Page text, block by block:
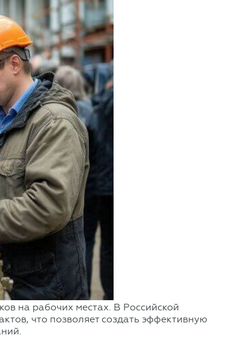
на рабочих местах. В Российской
что позволяет создать эффективную